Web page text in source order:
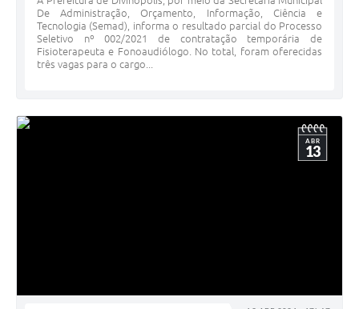
De Administração, Orçamento, Informação, Ciência e
Tecnologia (Semad), informa o resultado parcial do Processo
Seletivo nº 002/2021 de contratação temporária de
Fisioterapeuta e Fonoaudiólogo. No total, foram oferecidas
três vagas para o cargo...
ABR
13